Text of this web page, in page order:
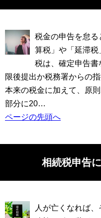
税金の申告を怠
算税」や「延滞
税は、確定申告書
限後提出か税務署からの
本来の税金に加えて、原
部分に20…
ページの先頭へ
相続税申告
人が亡くなれば